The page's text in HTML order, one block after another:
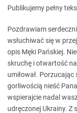
Publikujemy pełny
Pozdrawiam
wsłuchiwać sięw
opis Męki Pańskiej.
skruchę iotwartość na
umiłował. Porzucając
gorliwością nieść
wspierajcie nadal
udręczonej Ukrainy. Z